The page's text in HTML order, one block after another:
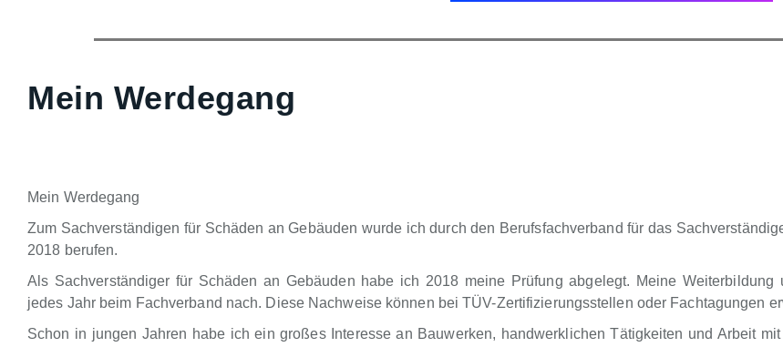
Mein Werdegang
Mein Werdegang
Zum Sachverständigen für Schäden an Gebäuden wurde ich durch den Berufsfachverband für das
2018 berufen.
Als Sachverständiger für Schäden an Gebäuden habe ich 2018 meine Prüfung abgelegt. Meine Weiterbildung
jedes Jahr beim Fachverband nach. Diese Nachweise können bei TÜV-Zertifizierungsstellen oder Fachtagungen
Schon in jungen Jahren habe ich ein großes Interesse an Bauwerken, handwerklichen Tätigkeiten und Arbeit